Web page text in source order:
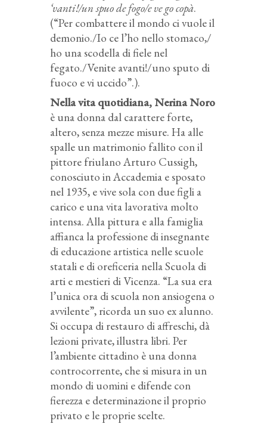
‘vanti!/un spuo de fogo/e ve go copà.
(“Per combattere il mondo ci vuole il
demonio./Io ce l’ho nello stomaco,/
ho una scodella di fiele nel
fegato./Venite avanti!/uno sputo di
fuoco e vi uccido”.).
Nella vita quotidiana, Nerina Noro
è una donna dal carattere forte,
altero, senza mezze misure. Ha alle
spalle un matrimonio fallito con il
pittore friulano Arturo Cussigh,
conosciuto in Accademia e sposato
nel 1935, e vive sola con due figli a
carico e una vita lavorativa molto
intensa. Alla pittura e alla famiglia
affianca la professione di insegnante
di educazione artistica nelle scuole
statali e di oreficeria nella Scuola di
arti e mestieri di Vicenza. “La sua era
l’unica ora di scuola non ansiogena o
avvilente”, ricorda un suo ex alunno.
Si occupa di restauro di affreschi, dà
lezioni private, illustra libri. Per
l’ambiente cittadino è una donna
controcorrente, che si misura in un
mondo di uomini e difende con
fierezza e determinazione il proprio
privato e le proprie scelte.